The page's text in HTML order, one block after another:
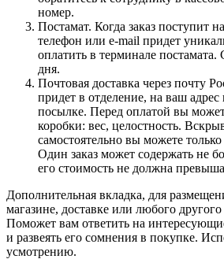
номер.
Постамат. Когда заказ поступит
телефон или e-mail придет
оплатить в терминале
дня.
Почтовая доставка через почту
придет в отделение, на ваш
посылке. Перед оплатой вы
коробки: вес, целостность.
самостоятельно вы можете
Один заказ может содержать не
его стоимость не должна
Дополнительная вкладка, для
магазине, доставке или любого
Поможет вам ответить на
и развеять его сомнения в покупке.
усмотрению.